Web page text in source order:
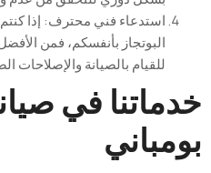
استدعاءفني محترف:إذاكنتمغير
البوتجازبأنفسكم،فمن الأفضل
للقيامبالصيانةوالإصلاحات
فيصيانة